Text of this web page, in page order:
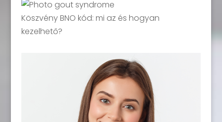
Köszvény BNO kód: mi az és hogyan
kezelhető?